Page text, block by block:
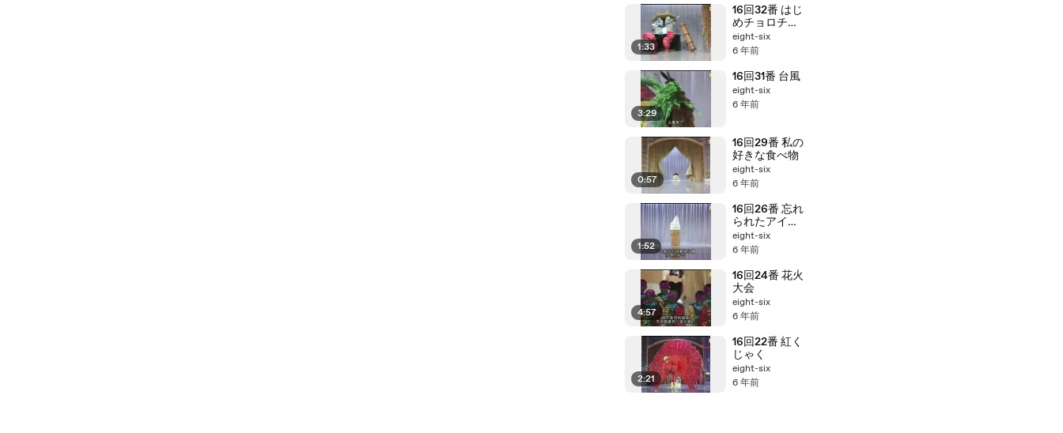
1:33
16回32番 はじ
めチョロチョ
ロなかパッパ
eight-six
6 年前
3:29
16回31番 台風
eight-six
6 年前
0:57
16回29番 私の
好きな食べ物
eight-six
6 年前
1:52
16回26番 忘れ
られたアイス
クリーム
eight-six
6 年前
4:57
16回24番 花火
大会
eight-six
6 年前
2:21
16回22番 紅く
じゃく
eight-six
6 年前